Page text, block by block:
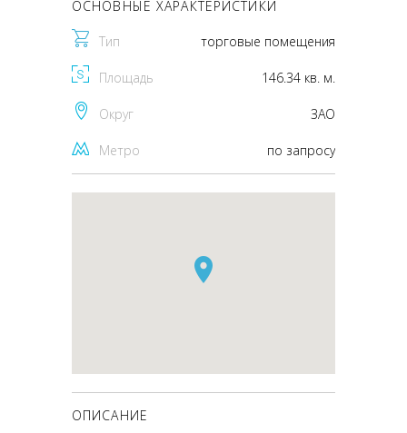
ОСНОВНЫЕ ХАРАКТЕРИСТИКИ
Тип торговые помещения
Площадь 146.34 кв. м.
Округ ЗАО
Метро по запросу
ОПИСАНИЕ